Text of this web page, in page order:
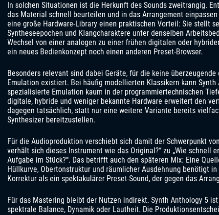
In solchen Situationen ist die Herkunft des Sounds zweitrangig.
das Material schnell beurteilen und in das Arrangement
eine große Hardware-Library einen praktischen Vorteil: Sie stellt
Syntheseepochen und Klangcharaktere unter denselben
Wechsel von einer analogen zu einer frühen digitalen oder
ein neues Bedienkonzept noch einen anderen Preset-Browser.
Besonders relevant sind dabei Geräte, für die keine
Emulation existiert. Bei häufig modellierten Klassikern kann Synth
spezialisierte Emulation kaum in der programmiertechnischen
digitale, hybride und weniger bekannte Hardware erweitert den
dagegen tatsächlich, statt nur eine weitere Variante bereits
Synthesizer bereitzustellen.
Für die Audioproduktion verschiebt sich damit der Schwerpunkt
verhält sich dieses Instrument wie das Original?“ zu „Wie schnell
Aufgabe im Stück?“. Das betrifft auch den späteren Mix: Eine
Hüllkurve, Obertonstruktur und räumlicher Ausdehnung benötigt
Korrektur als ein spektakulärer Preset-Sound, der gegen das
Für das Mastering bleibt der Nutzen indirekt. Synth Anthology 5
spektrale Balance, Dynamik oder Lautheit. Die